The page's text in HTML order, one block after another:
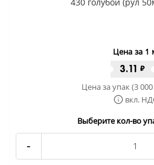
Цена за 1
3.11 ₽
Цена за упак (3
вкл.
Выберите кол-во
-